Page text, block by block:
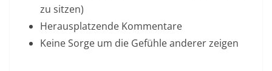
zu sitzen)
Herausplatzende Kommentare
Keine Sorge um die Gefühle anderer zeigen